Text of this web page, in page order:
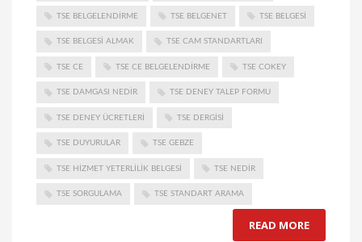
TSE BELGELENDIRME TSE BELGENET TSE BELGESI
TSE BELGESI ALMAK TSE CAM STANDARTLARI
TSE CE TSE CE BELGELENDIRME TSE COKEY
TSE DAMGASI NEDIR TSE DENEY TALEP FORMU
TSE DENEY ÜCRETLERI TSE DERGISI
TSE DUYURULAR TSE GEBZE
TSE HIZMET YETERLILIK BELGESI TSE NEDIR
TSE SORGULAMA TSE STANDART ARAMA
READ MORE